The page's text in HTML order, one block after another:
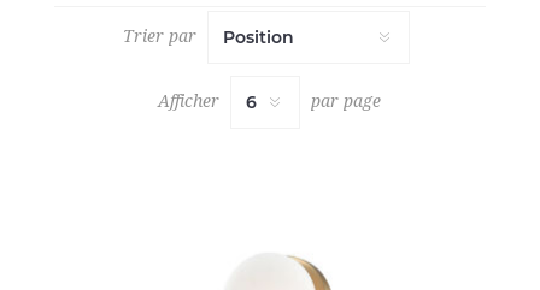
Trier par
Afficher par page